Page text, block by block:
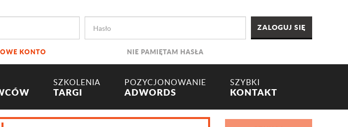
KONTO NIE PAMIĘTAM HASŁA
SZKOLENIA
TARGI
POZYCJONOWANIE
ADWORDS
SZYBKI
KONTAKT